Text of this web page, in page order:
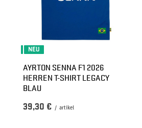
NEU
AYRTON SENNA F1 2026
HERREN T-SHIRT LEGACY
BLAU
39,30 € / artikel